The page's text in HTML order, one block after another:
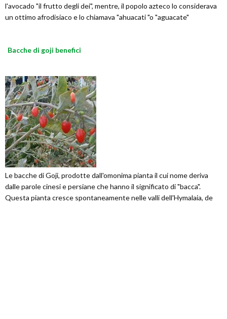
l'avocado "il frutto degli dei", mentre, il popolo azteco lo considerava
un ottimo afrodisiaco e lo chiamava "ahuacati "o "aguacate"
Bacche di goji benefici
Le bacche di Goji, prodotte dall'omonima pianta il cui nome deriva
dalle parole cinesi e persiane che hanno il significato di "bacca".
Questa pianta cresce spontaneamente nelle valli dell'Hymalaia, de